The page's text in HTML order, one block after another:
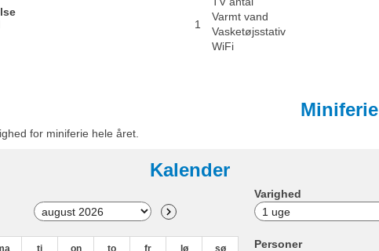
1
Varmt vand
Vasketøjsstativ
WiFi
Miniferie
for miniferie hele året.
Kalender
ti on to fr lø sø
Varighed
Personer